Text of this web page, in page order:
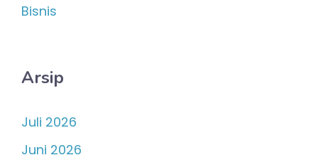
Bisnis
Arsip
Juli 2026
Juni 2026